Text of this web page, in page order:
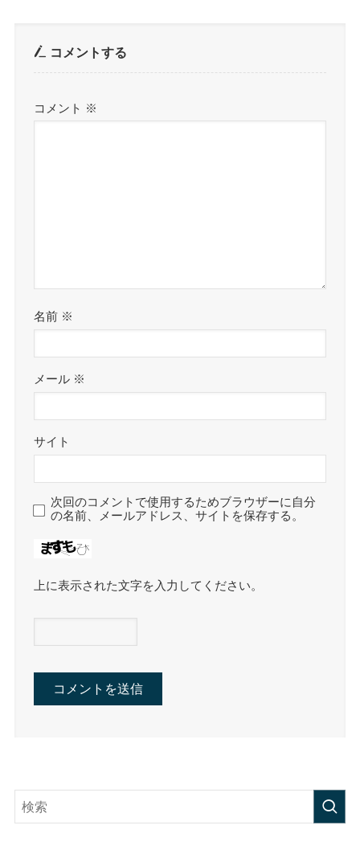
コメントする
コメント ※
名前 ※
メール ※
サイト
次回のコメントで使用するためブラウザーに自分
の名前、メールアドレス、サイトを保存する。
上に表示された文字を入力してください。